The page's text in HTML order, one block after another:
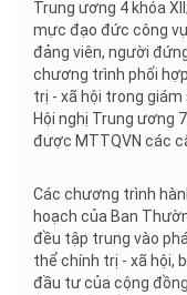
Trung ương 4 khóa
mực đạo đức công
đảng viên, người
chương trình phối
trị - xã hội trong
Hội nghị Trung ương
được MTTQVN các
Các chương trình
hoạch của Ban
đều tập trung vào
thể chính trị - xã hội,
đầu tư của cộng